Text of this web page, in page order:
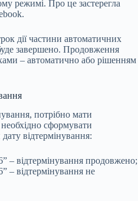
режимі. Про це застерегла
дії частини автоматичних
буде завершено. Продовження
– автоматично або рішенням
потрібно мати
сформувати
відтермінування:
– відтермінування продовжено;
– відтермінування не